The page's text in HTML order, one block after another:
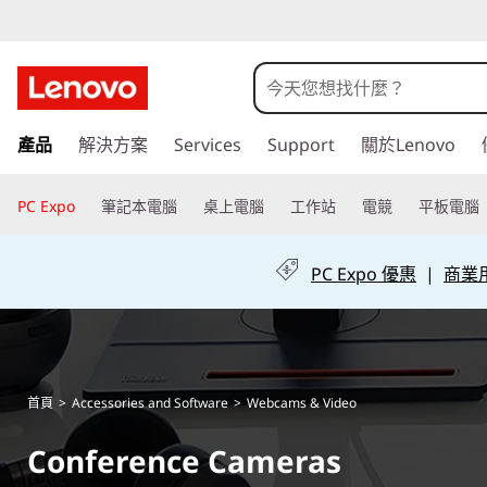
o
n
e
e
至
要
產品 解決方案 Services Support 關於Lenovo
PC Expo 筆記本電腦 桌上電腦 工作站 電競 平板電腦
PC Expo 優惠 | 商業
首頁 > Accessories and Software > Webcams & Video
Conference Cameras